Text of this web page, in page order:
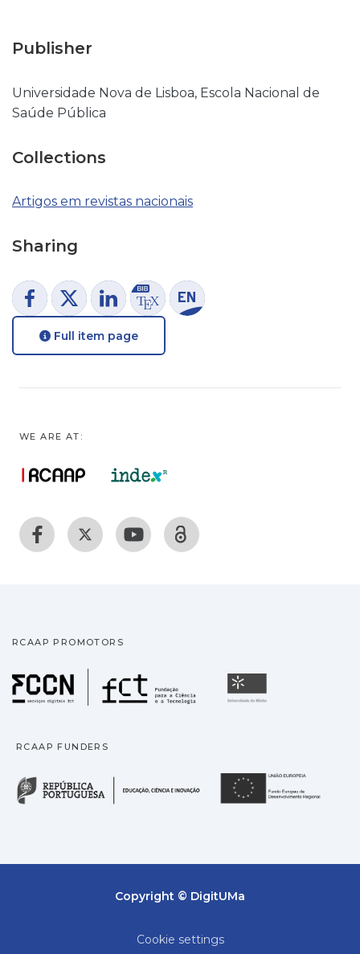
Publisher
Universidade Nova de Lisboa, Escola Nacional de
Saúde Pública
Collections
Artigos em revistas nacionais
Sharing
Full item page
WE ARE AT:
RCAAP PROMOTORS
Fundação para a
RCAAP FUNDERS
República Portuguesa
Copyright © DigitUMa
Cookie settings